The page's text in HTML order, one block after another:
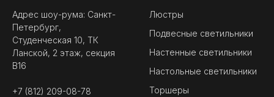
Адрес шоу-рума: Санкт-
Петербург,
Студенческая 10, ТК
Ланской, 2 этаж, секция
B16
+7 (812) 209-08-78
Люстры
Подвесные светильники
Настенные светильники
Настольные светильники
Торшеры